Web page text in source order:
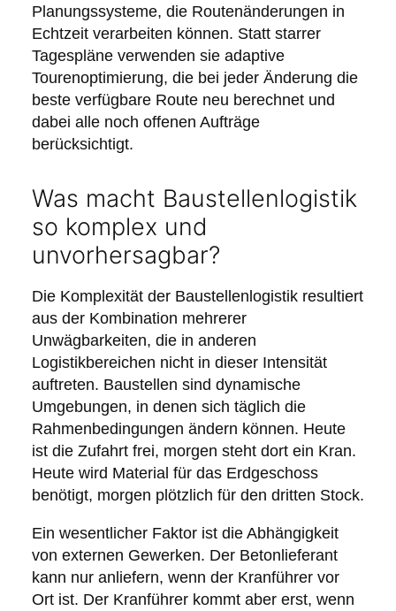
Planungssysteme, die Routenänderungen in
Echtzeit verarbeiten können. Statt starrer
Tagespläne verwenden sie adaptive
Tourenoptimierung, die bei jeder Änderung die
beste verfügbare Route neu berechnet und
dabei alle noch offenen Aufträge
berücksichtigt.
Was macht Baustellenlogistik
so komplex und
unvorhersagbar?
Die Komplexität der Baustellenlogistik resultiert
aus der Kombination mehrerer
Unwägbarkeiten, die in anderen
Logistikbereichen nicht in dieser Intensität
auftreten. Baustellen sind dynamische
Umgebungen, in denen sich täglich die
Rahmenbedingungen ändern können. Heute
ist die Zufahrt frei, morgen steht dort ein Kran.
Heute wird Material für das Erdgeschoss
benötigt, morgen plötzlich für den dritten Stock.
Ein wesentlicher Faktor ist die Abhängigkeit
von externen Gewerken. Der Betonlieferant
kann nur anliefern, wenn der Kranführer vor
Ort ist. Der Kranführer kommt aber erst, wenn